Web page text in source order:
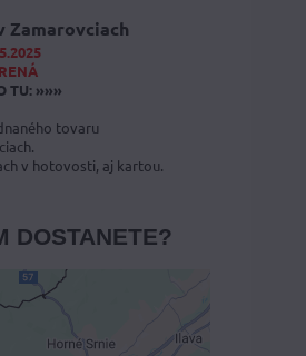
Zamarovciach
TU: »»»
tovaru
v hotovosti, aj kartou.
DOSTANETE?